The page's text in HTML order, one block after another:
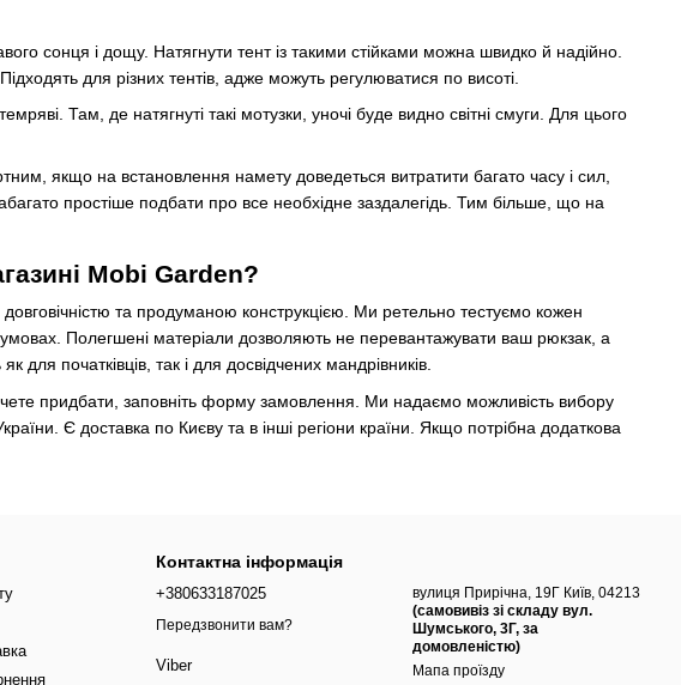
сонця і дощу. Натягнути тент із такими стійками можна швидко й надійно.
для різних тентів, адже можуть регулюватися по висоті.
Там, де натягнуті такі мотузки, уночі буде видно світні смуги. Для цього
якщо на встановлення намету доведеться витратити багато часу і сил,
простіше подбати про все необхідне заздалегідь. Тим більше, що на
Mobi Garden?
та продуманою конструкцією. Ми ретельно тестуємо кожен
Полегшені матеріали дозволяють не перевантажувати ваш рюкзак, а
для початківців, так і для досвідчених мандрівників.
придбати, заповніть форму замовлення. Ми надаємо можливість вибору
Є доставка по Києву та в інші регіони країни. Якщо потрібна додаткова
Контактна інформація
+380633187025
Передзвонити вам?
Viber
вулиця Прирічна, 19Г Київ, 04213
(самовивіз зі складу вул.
Шумського, 3Г, за
домовленістю)
Мапа проїзду